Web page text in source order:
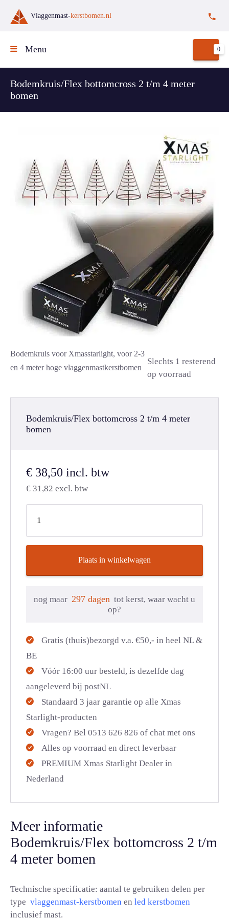
Vlaggenmast-kerstbomen.nl
Menu 0
Bodemkruis/Flex bottomcross 2 t/m 4 meter
bomen
Bodemkruis voor Xmasstarlight, voor 2-3
en 4 meter hoge vlaggenmastkerstbomen
Slechts 1 resterend
op voorraad
Bodemkruis/Flex bottomcross 2 t/m 4 meter
bomen
€ 38,50 incl. btw
€ 31,82 excl. btw
Plaats in winkelwagen
nog maar 297 dagen tot kerst, waar wacht u
op?
Gratis (thuis)bezorgd v.a. €50,- in heel NL &
BE
Vóór 16:00 uur besteld, is dezelfde dag
aangeleverd bij postNL
Standaard 3 jaar garantie op alle Xmas
Starlight-producten
Vragen? Bel 0513 626 826 of chat met ons
Alles op voorraad en direct leverbaar
PREMIUM Xmas Starlight Dealer in
Nederland
Meer informatie
Bodemkruis/Flex bottomcross 2 t/m
4 meter bomen
Technische specificatie: aantal te gebruiken delen per
type vlaggenmast-kerstbomen en led kerstbomen
inclusief mast.